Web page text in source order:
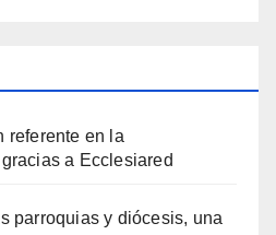
referente en la
a Ecclesiared
parroquias y diócesis, una